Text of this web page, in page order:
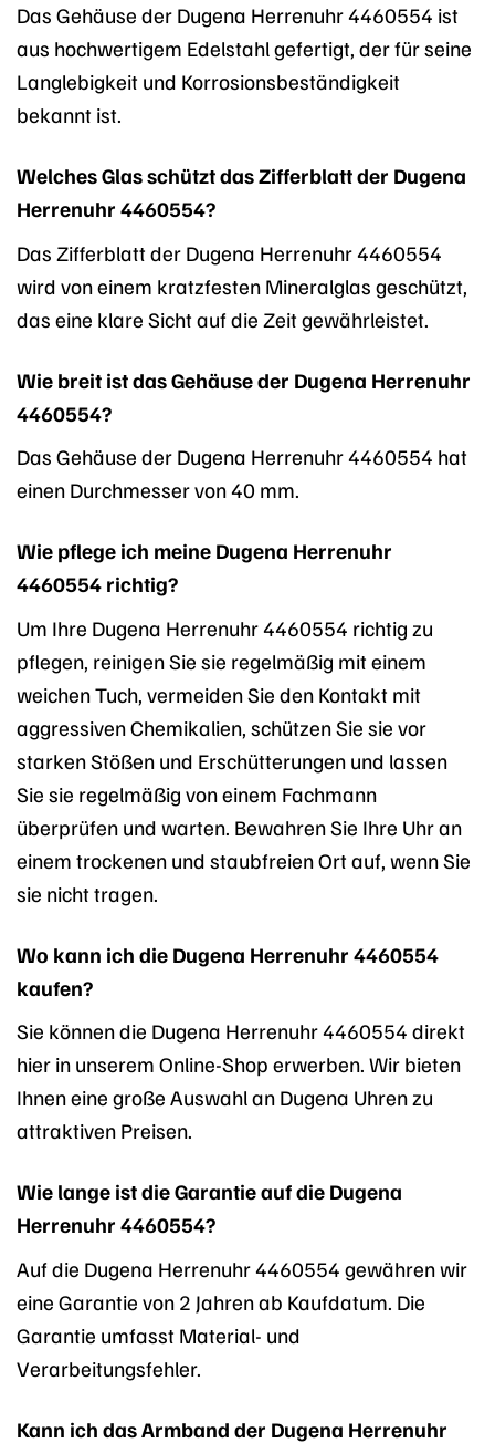
Das Gehäuse der Dugena Herrenuhr 4460554 ist
aus hochwertigem Edelstahl gefertigt, der für seine
Langlebigkeit und Korrosionsbeständigkeit
bekannt ist.
Welches Glas schützt das Zifferblatt der Dugena
Herrenuhr 4460554?
Das Zifferblatt der Dugena Herrenuhr 4460554
wird von einem kratzfesten Mineralglas geschützt,
das eine klare Sicht auf die Zeit gewährleistet.
Wie breit ist das Gehäuse der Dugena Herrenuhr
4460554?
Das Gehäuse der Dugena Herrenuhr 4460554 hat
einen Durchmesser von 40 mm.
Wie pflege ich meine Dugena Herrenuhr
4460554 richtig?
Um Ihre Dugena Herrenuhr 4460554 richtig zu
pflegen, reinigen Sie sie regelmäßig mit einem
weichen Tuch, vermeiden Sie den Kontakt mit
aggressiven Chemikalien, schützen Sie sie vor
starken Stößen und Erschütterungen und lassen
Sie sie regelmäßig von einem Fachmann
überprüfen und warten. Bewahren Sie Ihre Uhr an
einem trockenen und staubfreien Ort auf, wenn Sie
sie nicht tragen.
Wo kann ich die Dugena Herrenuhr 4460554
kaufen?
Sie können die Dugena Herrenuhr 4460554 direkt
hier in unserem Online-Shop erwerben. Wir bieten
Ihnen eine große Auswahl an Dugena Uhren zu
attraktiven Preisen.
Wie lange ist die Garantie auf die Dugena
Herrenuhr 4460554?
Auf die Dugena Herrenuhr 4460554 gewähren wir
eine Garantie von 2 Jahren ab Kaufdatum. Die
Garantie umfasst Material- und
Verarbeitungsfehler.
Kann ich das Armband der Dugena Herrenuhr